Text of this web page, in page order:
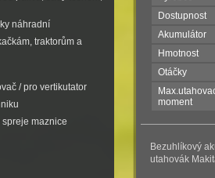
náhradní
traktorům a
/ pro vertikutator
maznice
Dostupnost
Akumulátor
Hmotnost
Otáčky
moment
Bezuhlíkový
utahovák